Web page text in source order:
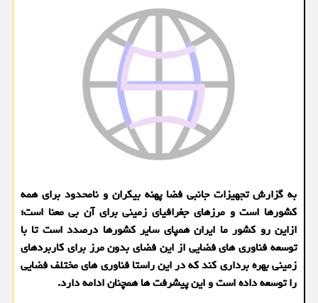
به گزارش تجهیزات جانبی فضا پهنه بیکران و نامحدود برای همه
کشورها است و مرزهای جغرافیای زمینی برای آن بی معنا است؛
ازاین رو کشور ما ایران همپای سایر کشورها درصدد است تا با
توسعه فناوری های فضایی از این فضای بدون مرز برای کاربردهای
زمینی بهره برداری کند که در این راستا فناوری های مختلف فضایی
را توسعه داده است و این پیشرفت ها همچنان ادامه دارد.